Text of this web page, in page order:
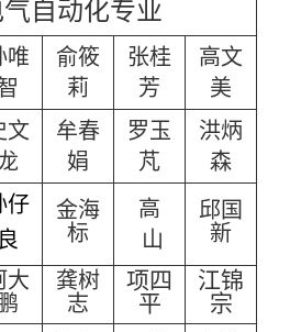
自动化专业
唯
俞筱
莉
张桂
芳
高文
美
文
牟春
娟
罗玉
芃
洪炳
森
仔
良
金海
标
高
山
邱国
新
大
龚树
志
项四
平
江锦
宗